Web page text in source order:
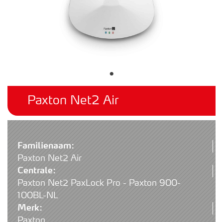
Familienaam:
Paxton Net2 Air
Centrale:
Paxton Net2 PaxLock Pro - Paxton 900-
100BL-NL
Merk:
Paxton Net2 Air